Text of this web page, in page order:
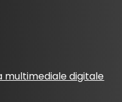
multimediale digitale